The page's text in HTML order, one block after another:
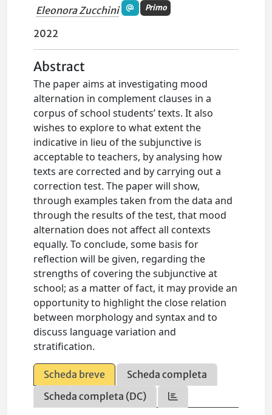
Eleonora Zucchini Primo
2022
Abstract
The paper aims at investigating mood
alternation in complement clauses in a
corpus of school students’ texts. It also
wishes to explore to what extent the
indicative in lieu of the subjunctive is
acceptable to teachers, by analysing how
texts are corrected and by carrying out a
correction test. The paper will show,
through examples taken from the data and
through the results of the test, that mood
alternation does not affect all contexts
equally. To conclude, some basis for
reflection will be given, regarding the
strengths of covering the subjunctive at
school; as a matter of fact, it may provide an
opportunity to highlight the close relation
between morphology and syntax and to
discuss language variation and
stratification.
Scheda breve
Scheda completa
Scheda completa (DC)